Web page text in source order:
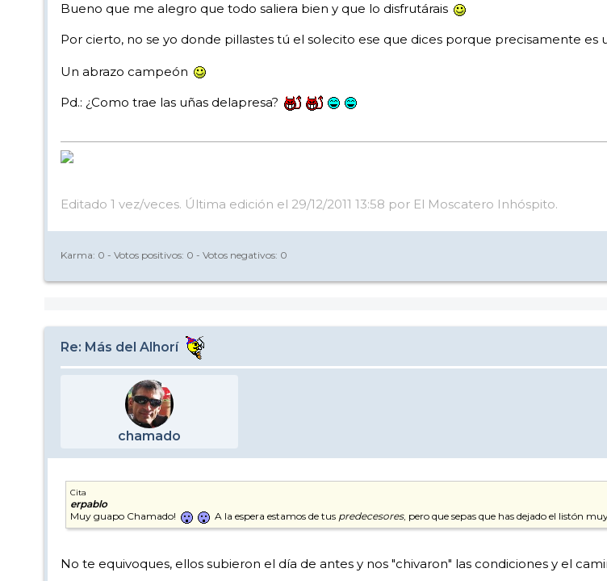
Bueno que me alegro que todo saliera bien y que lo disfrutárais
Por cierto, no se yo donde pillastes tú el solecito ese que dices porque precisamente es
Un abrazo campeón
Pd.: ¿Como trae las uñas delapresa?
Editado 1 vez/veces. Última edición el 29/12/2011 13:58 por El Moscatero Inhóspito.
Karma: 0 - Votos positivos: 0 - Votos negativos: 0
Re: Más del Alhorí
chamado
Cita
erpablo
Muy guapo Chamado!
A la espera estamos de tus predecesores, pero que sepas que has dejado el listón
No te equivoques, ellos subieron el día de antes y nos "chivaron" las condiciones y el